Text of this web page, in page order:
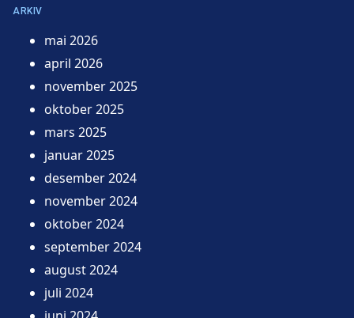
ARKIV
mai 2026
april 2026
november 2025
oktober 2025
mars 2025
januar 2025
desember 2024
november 2024
oktober 2024
september 2024
august 2024
juli 2024